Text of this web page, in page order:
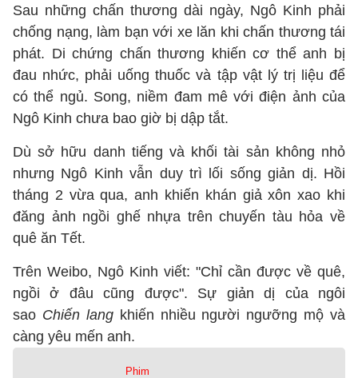
Sau những chấn thương dài ngày, Ngô Kinh phải
chống nạng, làm bạn với xe lăn khi chấn thương tái
phát. Di chứng chấn thương khiến cơ thể anh bị
đau nhức, phải uống thuốc và tập vật lý trị liệu để
có thể ngủ. Song, niềm đam mê với điện ảnh của
Ngô Kinh chưa bao giờ bị dập tắt.
Dù sở hữu danh tiếng và khối tài sản không nhỏ
nhưng Ngô Kinh vẫn duy trì lối sống giản dị. Hồi
tháng 2 vừa qua, anh khiến khán giả xôn xao khi
đăng ảnh ngồi ghế nhựa trên chuyến tàu hỏa về
quê ăn Tết.
Trên Weibo, Ngô Kinh viết: "Chỉ cần được về quê,
ngồi ở đâu cũng được". Sự giản dị của ngôi
sao Chiến langkhiến nhiều người ngưỡng mộ và
càng yêu mến anh.
Phim